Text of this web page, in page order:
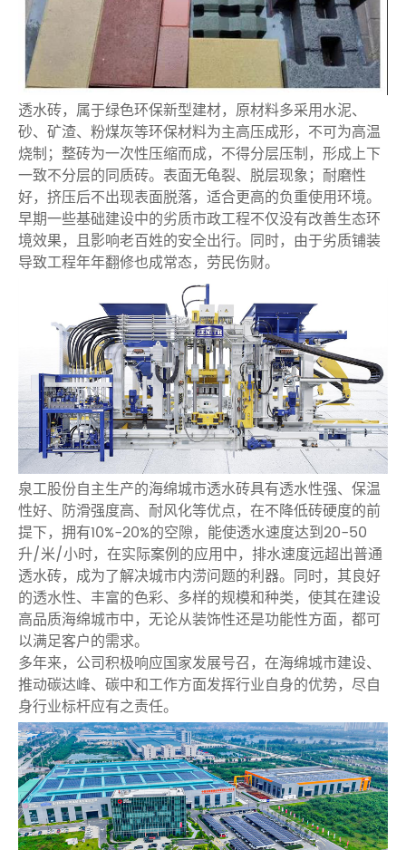
透水砖，属于绿色环保新型建材，原材料多采用水泥、
砂、矿渣、粉煤灰等环保材料为主高压成形，不可为高温
烧制；整砖为一次性压缩而成，不得分层压制，形成上下
一致不分层的同质砖。表面无龟裂、脱层现象；耐磨性
好，挤压后不出现表面脱落，适合更高的负重使用环境。
早期一些基础建设中的劣质市政工程不仅没有改善生态环
境效果，且影响老百姓的安全出行。同时，由于劣质铺装
导致工程年年翻修也成常态，劳民伤财。
泉工股份自主生产的海绵城市透水砖具有透水性强、保温
性好、防滑强度高、耐风化等优点，在不降低砖硬度的前
提下，拥有10%-20%的空隙，能使透水速度达到20-50
升/米/小时，在实际案例的应用中，排水速度远超出普通
透水砖，成为了解决城市内涝问题的利器。同时，其良好
的透水性、丰富的色彩、多样的规模和种类，使其在建设
高品质海绵城市中，无论从装饰性还是功能性方面，都可
以满足客户的需求。
多年来，公司积极响应国家发展号召，在海绵城市建设、
推动碳达峰、碳中和工作方面发挥行业自身的优势，尽自
身行业标杆应有之责任。